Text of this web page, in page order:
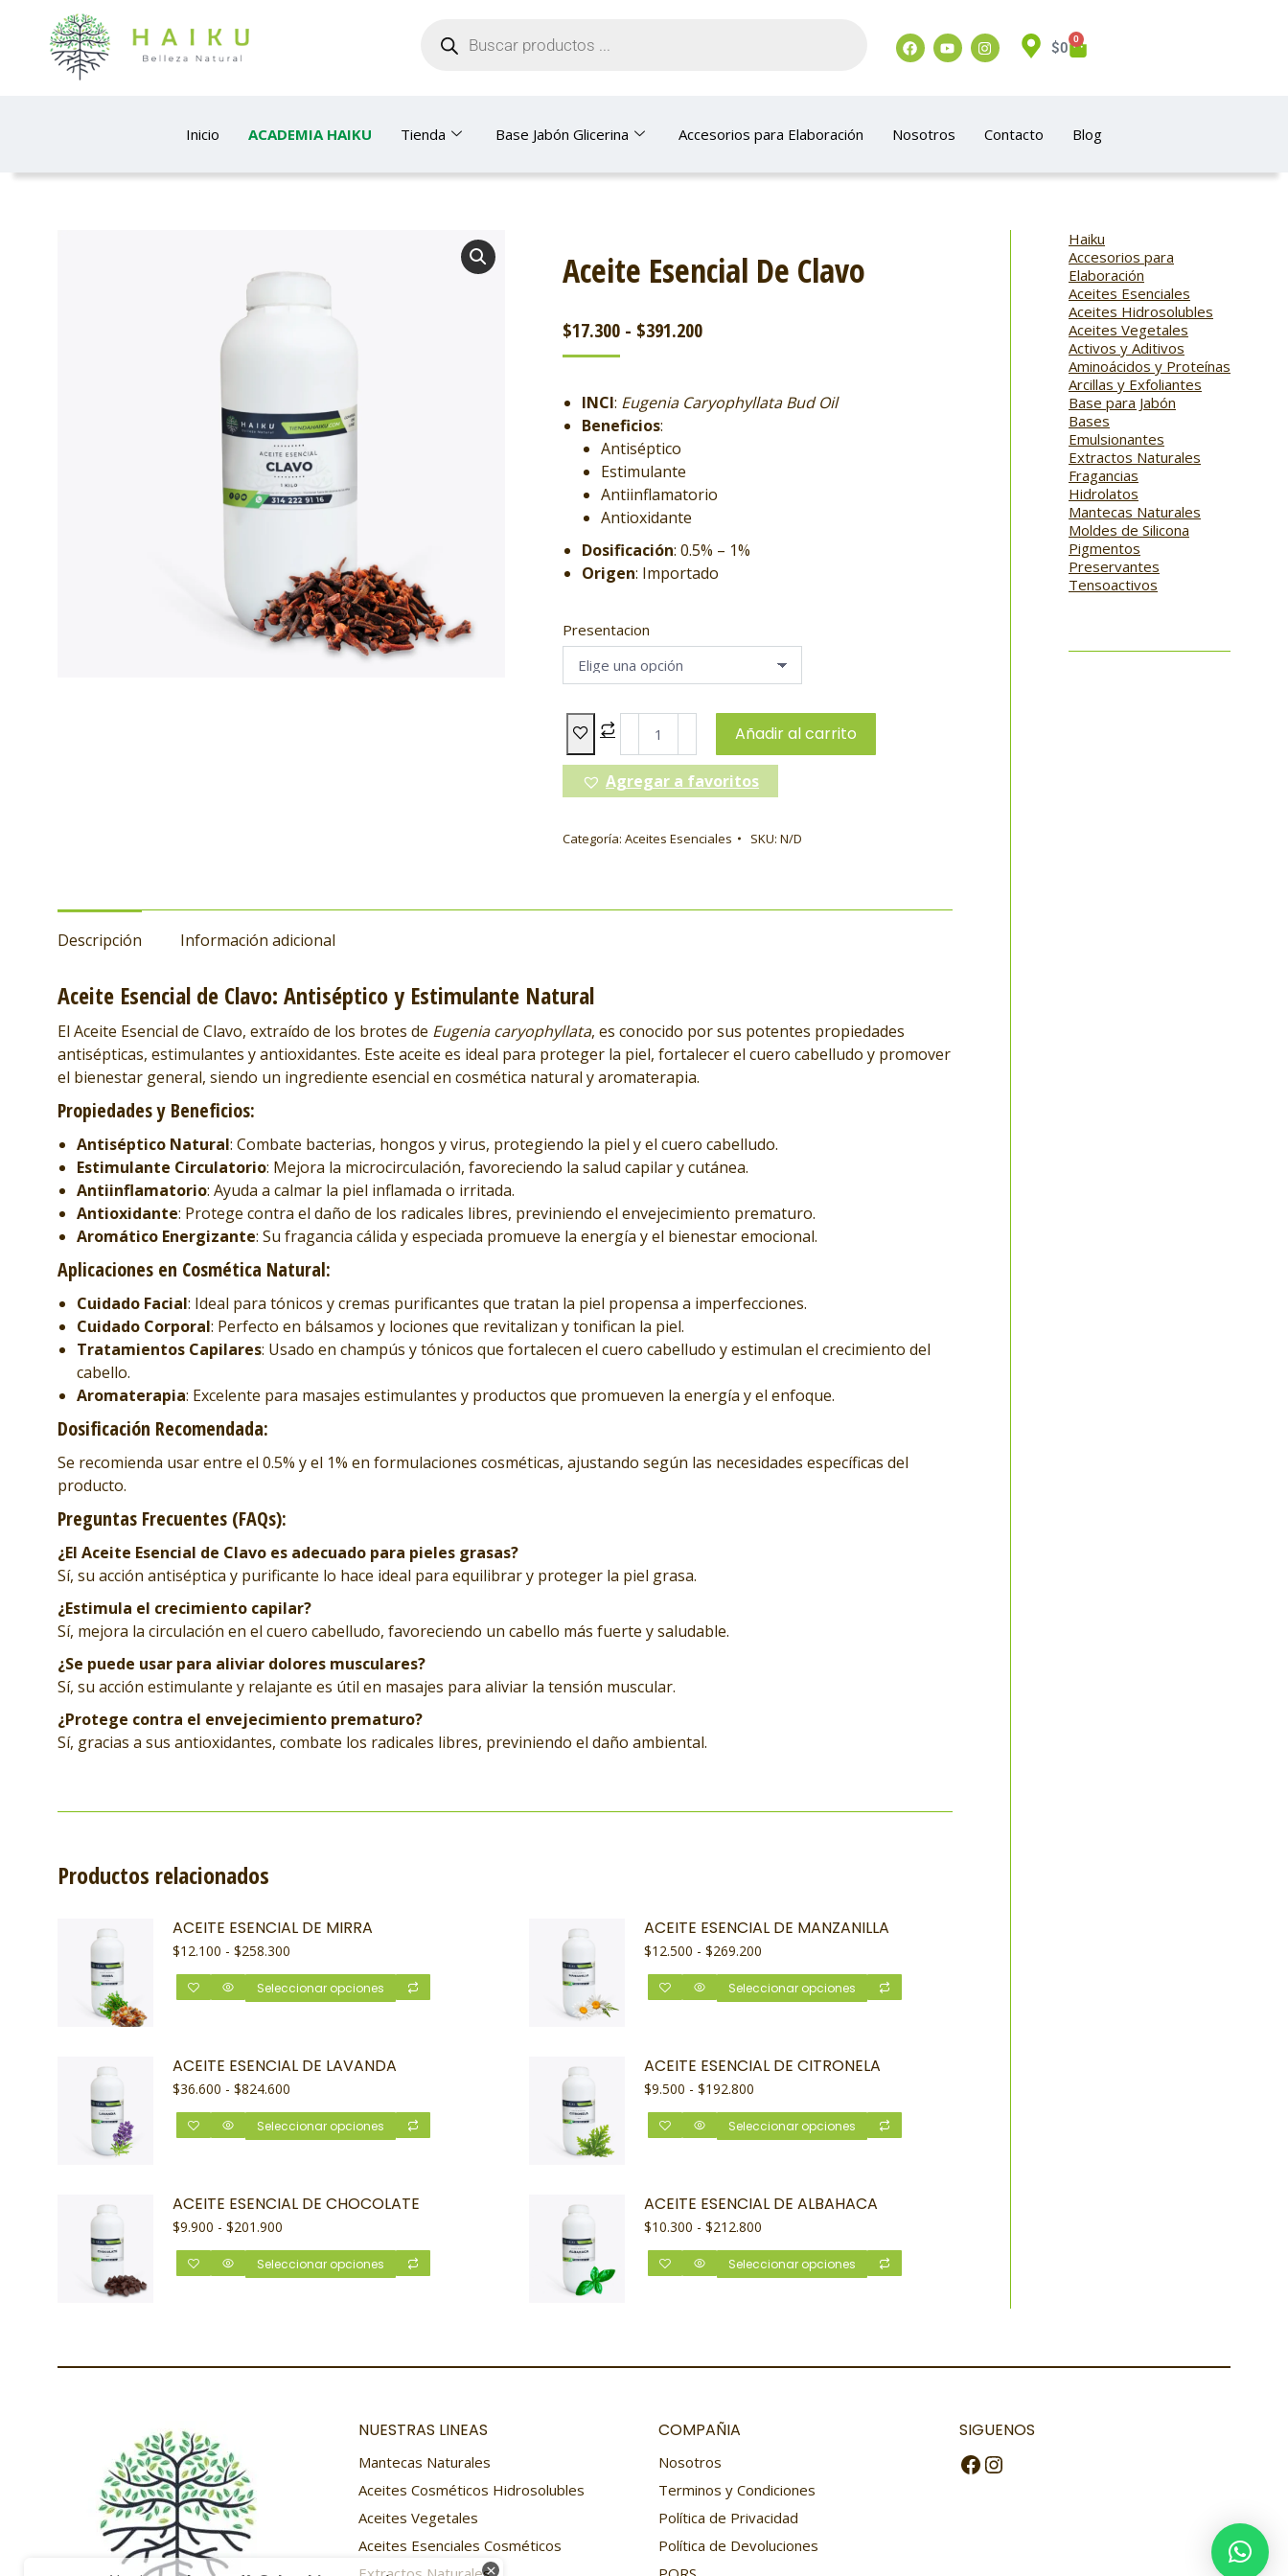
$0 0
Inicio ACADEMIA HAIKU Tienda Base Jabón Glicerina Accesorios para Elaboración Nosotros Contacto Blog
Aceite Esencial De Clavo
$17.300 - $391.200
INCI: Eugenia Caryophyllata Bud Oil
Beneficios:
Antiséptico
Estimulante
Antiinflamatorio
Antioxidante
Dosificación: 0.5% – 1%
Origen: Importado
Presentacion
Añadir al carrito
Agregar a favoritos
Categoría: Aceites Esenciales SKU: N/D
Descripción Información adicional
Aceite Esencial de Clavo: Antiséptico y Estimulante Natural
El Aceite Esencial de Clavo, extraído de los brotes de Eugenia caryophyllata, es conocido por sus potentes propiedades
antisépticas, estimulantes y antioxidantes. Este aceite es ideal para proteger la piel, fortalecer el cuero cabelludo y promover
el bienestar general, siendo un ingrediente esencial en cosmética natural y aromaterapia.
Propiedades y Beneficios:
Antiséptico Natural: Combate bacterias, hongos y virus, protegiendo la piel y el cuero cabelludo.
Estimulante Circulatorio: Mejora la microcirculación, favoreciendo la salud capilar y cutánea.
Antiinflamatorio: Ayuda a calmar la piel inflamada o irritada.
Antioxidante: Protege contra el daño de los radicales libres, previniendo el envejecimiento prematuro.
Aromático Energizante: Su fragancia cálida y especiada promueve la energía y el bienestar emocional.
Aplicaciones en Cosmética Natural:
Cuidado Facial: Ideal para tónicos y cremas purificantes que tratan la piel propensa a imperfecciones.
Cuidado Corporal: Perfecto en bálsamos y lociones que revitalizan y tonifican la piel.
Tratamientos Capilares: Usado en champús y tónicos que fortalecen el cuero cabelludo y estimulan el crecimiento del
cabello.
Aromaterapia: Excelente para masajes estimulantes y productos que promueven la energía y el enfoque.
Dosificación Recomendada:
Se recomienda usar entre el 0.5% y el 1% en formulaciones cosméticas, ajustando según las necesidades específicas del
producto.
Preguntas Frecuentes (FAQs):
¿El Aceite Esencial de Clavo es adecuado para pieles grasas?
Sí, su acción antiséptica y purificante lo hace ideal para equilibrar y proteger la piel grasa.
¿Estimula el crecimiento capilar?
Sí, mejora la circulación en el cuero cabelludo, favoreciendo un cabello más fuerte y saludable.
¿Se puede usar para aliviar dolores musculares?
Sí, su acción estimulante y relajante es útil en masajes para aliviar la tensión muscular.
¿Protege contra el envejecimiento prematuro?
Sí, gracias a sus antioxidantes, combate los radicales libres, previniendo el daño ambiental.
Productos relacionados
ACEITE ESENCIAL DE MIRRA
$12.100 - $258.300
Seleccionar opciones
ACEITE ESENCIAL DE MANZANILLA
$12.500 - $269.200
Seleccionar opciones
ACEITE ESENCIAL DE LAVANDA
$36.600 - $824.600
Seleccionar opciones
ACEITE ESENCIAL DE CITRONELA
$9.500 - $192.800
Seleccionar opciones
ACEITE ESENCIAL DE CHOCOLATE
$9.900 - $201.900
Seleccionar opciones
ACEITE ESENCIAL DE ALBAHACA
$10.300 - $212.800
Seleccionar opciones
Haiku
Accesorios para
Elaboración
Aceites Esenciales
Aceites Hidrosolubles
Aceites Vegetales
Activos y Aditivos
Aminoácidos y Proteínas
Arcillas y Exfoliantes
Base para Jabón
Bases
Emulsionantes
Extractos Naturales
Fragancias
Hidrolatos
Mantecas Naturales
Moldes de Silicona
Pigmentos
Preservantes
Tensoactivos
NUESTRAS LINEAS
Mantecas Naturales
Aceites Cosméticos Hidrosolubles
Aceites Vegetales
Aceites Esenciales Cosméticos
COMPAÑIA
Nosotros
Terminos y Condiciones
Política de Privacidad
Política de Devoluciones
SIGUENOS
×